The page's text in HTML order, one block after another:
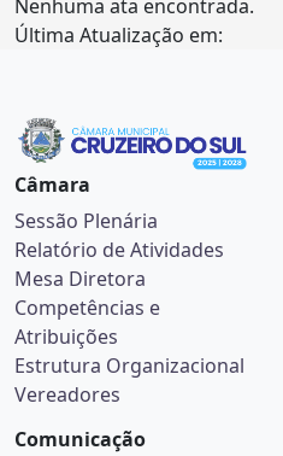
Nenhuma ata encontrada.
Última Atualização em:
Câmara
Sessão Plenária
Relatório de Atividades
Mesa Diretora
Competências e
Atribuições
Estrutura Organizacional
Vereadores
Comunicação